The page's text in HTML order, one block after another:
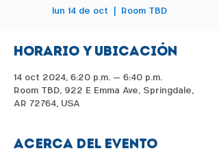
lun 14 de oct
  |
Room TBD
Horario y ubicación
14 oct 2024, 6:20 p.m. – 6:40 p.m.
Room TBD, 922 E Emma Ave, Springdale,
AR 72764, USA
Acerca del evento